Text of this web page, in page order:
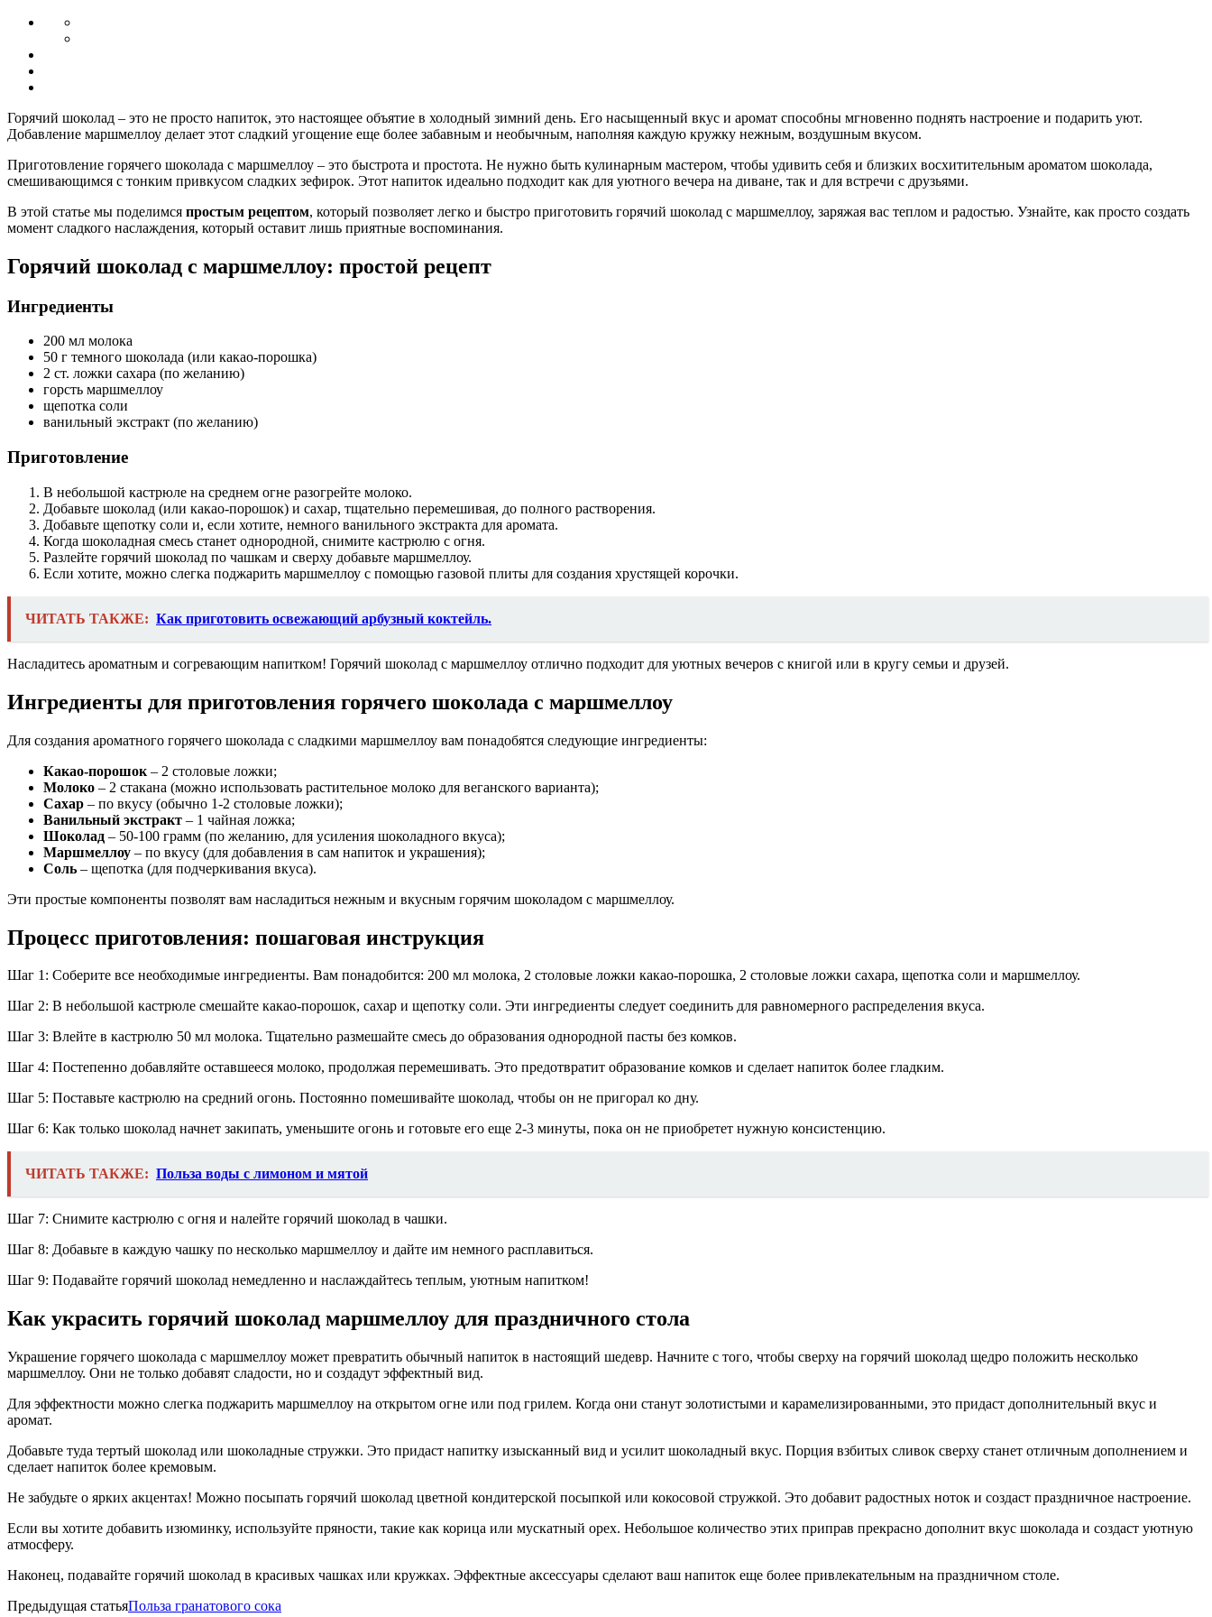
Горячий шоколад – это не просто напиток, это настоящее объятие в холодный зимний день. Его насыщенный вкус и аромат способны мгновенно поднять настроение и подарить уют.
Добавление маршмеллоу делает этот сладкий угощение еще более забавным и необычным, наполняя каждую кружку нежным, воздушным вкусом.
Приготовление горячего шоколада с маршмеллоу – это быстрота и простота. Не нужно быть кулинарным мастером, чтобы удивить себя и близких восхитительным ароматом шоколада,
смешивающимся с тонким привкусом сладких зефирок. Этот напиток идеально подходит как для уютного вечера на диване, так и для встречи с друзьями.
В этой статье мы поделимся простым рецептом, который позволяет легко и быстро приготовить горячий шоколад с маршмеллоу, заряжая вас теплом и радостью. Узнайте, как просто создать
момент сладкого наслаждения, который оставит лишь приятные воспоминания.
Горячий шоколад с маршмеллоу: простой рецепт
Ингредиенты
200 мл молока
50 г темного шоколада (или какао-порошка)
2 ст. ложки сахара (по желанию)
горсть маршмеллоу
щепотка соли
ванильный экстракт (по желанию)
Приготовление
В небольшой кастрюле на среднем огне разогрейте молоко.
Добавьте шоколад (или какао-порошок) и сахар, тщательно перемешивая, до полного растворения.
Добавьте щепотку соли и, если хотите, немного ванильного экстракта для аромата.
Когда шоколадная смесь станет однородной, снимите кастрюлю с огня.
Разлейте горячий шоколад по чашкам и сверху добавьте маршмеллоу.
Если хотите, можно слегка поджарить маршмеллоу с помощью газовой плиты для создания хрустящей корочки.
ЧИТАТЬ ТАКЖЕ: Как приготовить освежающий арбузный коктейль.
Насладитесь ароматным и согревающим напитком! Горячий шоколад с маршмеллоу отлично подходит для уютных вечеров с книгой или в кругу семьи и друзей.
Ингредиенты для приготовления горячего шоколада с маршмеллоу
Для создания ароматного горячего шоколада с сладкими маршмеллоу вам понадобятся следующие ингредиенты:
Какао-порошок – 2 столовые ложки;
Молоко – 2 стакана (можно использовать растительное молоко для веганского варианта);
Сахар – по вкусу (обычно 1-2 столовые ложки);
Ванильный экстракт – 1 чайная ложка;
Шоколад – 50-100 грамм (по желанию, для усиления шоколадного вкуса);
Маршмеллоу – по вкусу (для добавления в сам напиток и украшения);
Соль – щепотка (для подчеркивания вкуса).
Эти простые компоненты позволят вам насладиться нежным и вкусным горячим шоколадом с маршмеллоу.
Процесс приготовления: пошаговая инструкция
Шаг 1: Соберите все необходимые ингредиенты. Вам понадобится: 200 мл молока, 2 столовые ложки какао-порошка, 2 столовые ложки сахара, щепотка соли и маршмеллоу.
Шаг 2: В небольшой кастрюле смешайте какао-порошок, сахар и щепотку соли. Эти ингредиенты следует соединить для равномерного распределения вкуса.
Шаг 3: Влейте в кастрюлю 50 мл молока. Тщательно размешайте смесь до образования однородной пасты без комков.
Шаг 4: Постепенно добавляйте оставшееся молоко, продолжая перемешивать. Это предотвратит образование комков и сделает напиток более гладким.
Шаг 5: Поставьте кастрюлю на средний огонь. Постоянно помешивайте шоколад, чтобы он не пригорал ко дну.
Шаг 6: Как только шоколад начнет закипать, уменьшите огонь и готовьте его еще 2-3 минуты, пока он не приобретет нужную консистенцию.
ЧИТАТЬ ТАКЖЕ: Польза воды с лимоном и мятой
Шаг 7: Снимите кастрюлю с огня и налейте горячий шоколад в чашки.
Шаг 8: Добавьте в каждую чашку по несколько маршмеллоу и дайте им немного расплавиться.
Шаг 9: Подавайте горячий шоколад немедленно и наслаждайтесь теплым, уютным напитком!
Как украсить горячий шоколад маршмеллоу для праздничного стола
Украшение горячего шоколада с маршмеллоу может превратить обычный напиток в настоящий шедевр. Начните с того, чтобы сверху на горячий шоколад щедро положить несколько
маршмеллоу. Они не только добавят сладости, но и создадут эффектный вид.
Для эффектности можно слегка поджарить маршмеллоу на открытом огне или под грилем. Когда они станут золотистыми и карамелизированными, это придаст дополнительный вкус и
аромат.
Добавьте туда тертый шоколад или шоколадные стружки. Это придаст напитку изысканный вид и усилит шоколадный вкус. Порция взбитых сливок сверху станет отличным дополнением и
сделает напиток более кремовым.
Не забудьте о ярких акцентах! Можно посыпать горячий шоколад цветной кондитерской посыпкой или кокосовой стружкой. Это добавит радостных ноток и создаст праздничное настроение.
Если вы хотите добавить изюминку, используйте пряности, такие как корица или мускатный орех. Небольшое количество этих приправ прекрасно дополнит вкус шоколада и создаст уютную
атмосферу.
Наконец, подавайте горячий шоколад в красивых чашках или кружках. Эффектные аксессуары сделают ваш напиток еще более привлекательным на праздничном столе.
Предыдущая статьяПольза гранатового сока